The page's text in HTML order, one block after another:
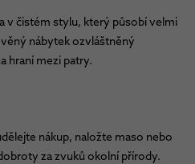
v čistém stylu, který působí velmi
nábytek ozvláštněný
hraní mezi patry.
nákup, naložte maso nebo
za zvuků okolní přírody.